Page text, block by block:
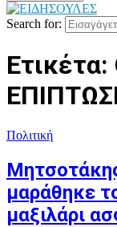
Search for:
Πολιτική
μαράθηκε
μαξιλάρι